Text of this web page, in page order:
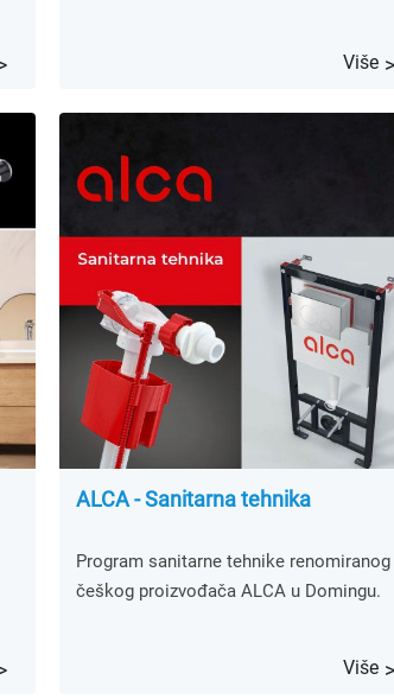
Više
ALCA - Sanitarna tehnika
Program sanitarne tehnike renomiranog
češkog proizvođača ALCA u Domingu.
Više